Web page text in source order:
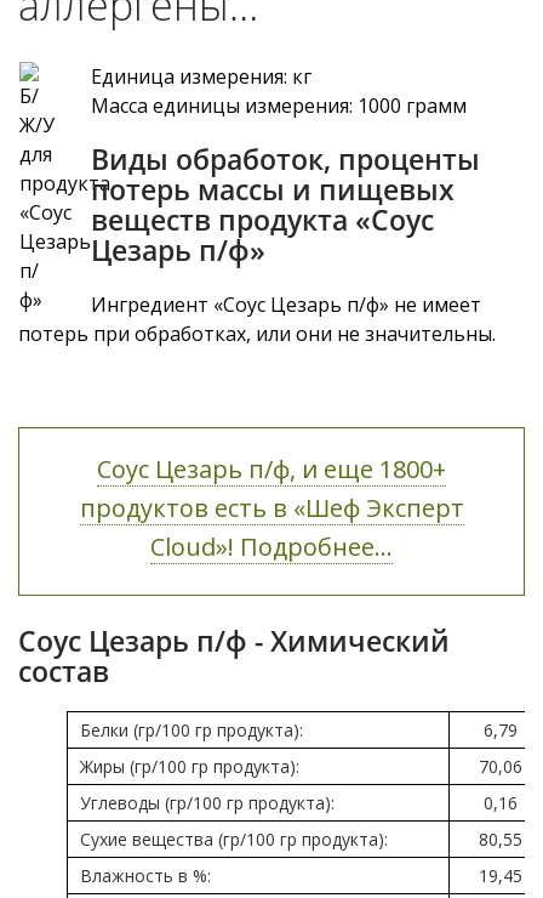
Единица измерения: кг
Масса единицы измерения: 1000 грамм
Виды обработок, проценты
потерь массы и пищевых
веществ продукта «Соус
Цезарь п/ф»
Ингредиент «Соус Цезарь п/ф» не имеет
потерь при обработках, или они не значительны.
Соус Цезарь п/ф, и еще 1800+
продуктов есть в «Шеф Эксперт
Cloud»! Подробнее...
Соус Цезарь п/ф - Химический
состав
Белки (гр/100 гр продукта):
6,79
Жиры (гр/100 гр продукта):
70,06
Углеводы (гр/100 гр продукта):
0,16
Сухие вещества (гр/100 гр продукта):
80,55
Влажность в %:
19,45